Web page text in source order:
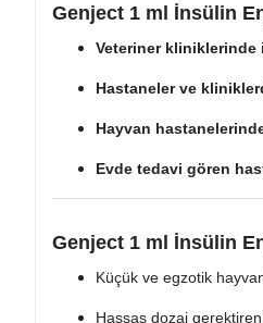
Genject 1 ml İnsülin
Veteriner kliniklerinde
Hastaneler ve
Hayvan
Evde tedavi gören
Genject 1 ml İnsülin
Küçük ve egzotik
Hassas dozaj